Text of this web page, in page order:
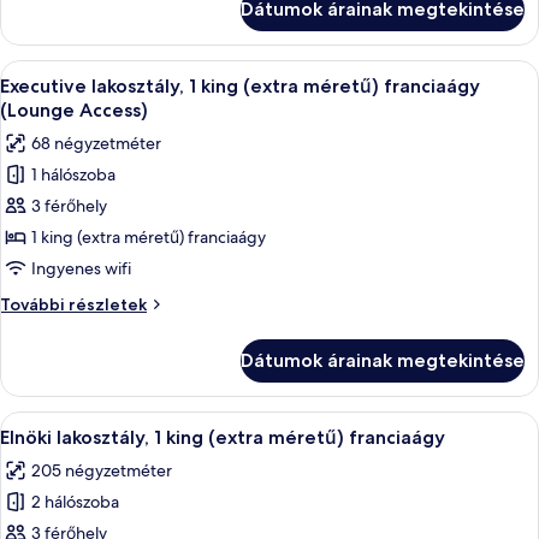
Dátumok árainak megtekintése
A
következő
szoba
összes
képének
megtekintése:
Executive
lakosztály,
1
king
méretű)
franciaágy
(Lounge
Access)
Egy modern nappali, melyben egy
6
Executive lakosztály, 1 king (extra méretű) franciaágy
(Lounge Access)
68 négyzetméter
1 hálószoba
3 férőhely
1 king (extra méretű) franciaágy
Ingyenes wifi
További részletek
Executive
(extra
méretű)
franciaágy
Access)
további
Dátumok árainak megtekintése
A
következő
szoba
összes
Elnöki lakosztály, 1 king (extra
6
Elnöki lakosztály, 1 king (extra méretű) franciaágy
205 négyzetméter
2 hálószoba
3 férőhely